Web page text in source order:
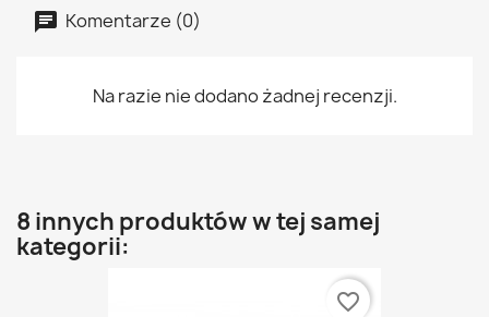
Komentarze (0)
Na razie nie dodano żadnej recenzji.
8 innych produktów w tej samej
kategorii:
favorite_border